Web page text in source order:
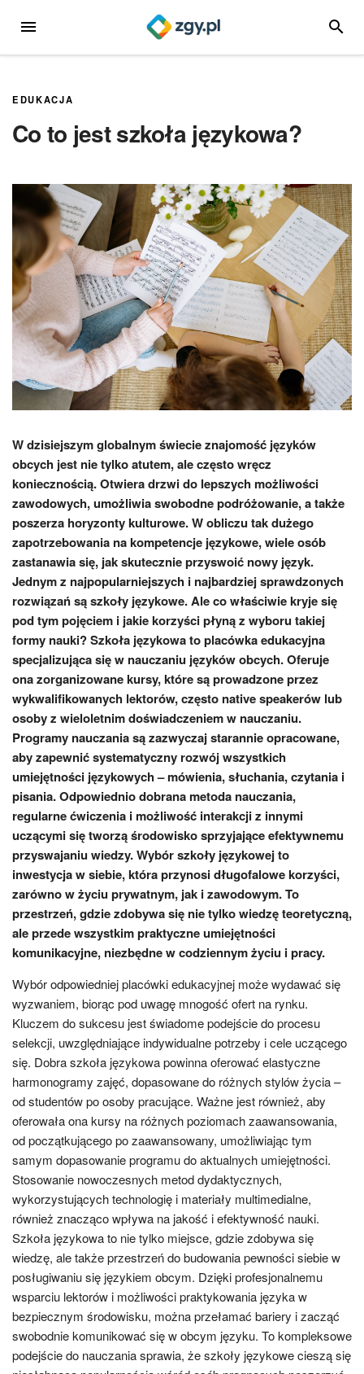
MENU
EDUKACJA
Co to jest szkoła językowa?
W dzisiejszym globalnym świecie znajomość języków
obcych jest nie tylko atutem, ale często wręcz
koniecznością. Otwiera drzwi do lepszych możliwości
zawodowych, umożliwia swobodne podróżowanie, a także
poszerza horyzonty kulturowe. W obliczu tak dużego
zapotrzebowania na kompetencje językowe, wiele osób
zastanawia się, jak skutecznie przyswoić nowy język.
Jednym z najpopularniejszych i najbardziej sprawdzonych
rozwiązań są szkoły językowe. Ale co właściwie kryje się
pod tym pojęciem i jakie korzyści płyną z wyboru takiej
formy nauki? Szkoła językowa to placówka edukacyjna
specjalizująca się w nauczaniu języków obcych. Oferuje
ona zorganizowane kursy, które są prowadzone przez
wykwalifikowanych lektorów, często native speakerów lub
osoby z wieloletnim doświadczeniem w nauczaniu.
Programy nauczania są zazwyczaj starannie opracowane,
aby zapewnić systematyczny rozwój wszystkich
umiejętności językowych – mówienia, słuchania, czytania i
pisania. Odpowiednio dobrana metoda nauczania,
regularne ćwiczenia i możliwość interakcji z innymi
uczącymi się tworzą środowisko sprzyjające efektywnemu
przyswajaniu wiedzy. Wybór szkoły językowej to
inwestycja w siebie, która przynosi długofalowe korzyści,
zarówno w życiu prywatnym, jak i zawodowym. To
przestrzeń, gdzie zdobywa się nie tylko wiedzę teoretyczną,
ale przede wszystkim praktyczne umiejętności
komunikacyjne, niezbędne w codziennym życiu i pracy.
Wybór odpowiedniej placówki edukacyjnej może wydawać się
wyzwaniem, biorąc pod uwagę mnogość ofert na rynku.
Kluczem do sukcesu jest świadome podejście do procesu
selekcji, uwzględniające indywidualne potrzeby i cele uczącego
się. Dobra szkoła językowa powinna oferować elastyczne
harmonogramy zajęć, dopasowane do różnych stylów życia –
od studentów po osoby pracujące. Ważne jest również, aby
oferowała ona kursy na różnych poziomach zaawansowania,
od początkującego po zaawansowany, umożliwiając tym
samym dopasowanie programu do aktualnych umiejętności.
Stosowanie nowoczesnych metod dydaktycznych,
wykorzystujących technologię i materiały multimedialne,
również znacząco wpływa na jakość i efektywność nauki.
Szkoła językowa to nie tylko miejsce, gdzie zdobywa się
wiedzę, ale także przestrzeń do budowania pewności siebie w
posługiwaniu się językiem obcym. Dzięki profesjonalnemu
wsparciu lektorów i możliwości praktykowania języka w
bezpiecznym środowisku, można przełamać bariery i zacząć
swobodnie komunikować się w obcym języku. To kompleksowe
podejście do nauczania sprawia, że szkoły językowe cieszą się